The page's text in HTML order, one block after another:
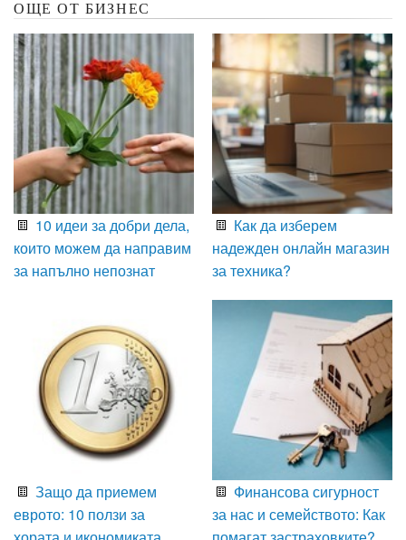
ОЩЕ ОТ БИЗНЕС
10 идеи за добри дела,
които можем да направим
за напълно непознат
Как да изберем
надежден онлайн магазин
за техника?
Защо да приемем
еврото: 10 ползи за
Финансова сигурност
за нас и семейството: Как